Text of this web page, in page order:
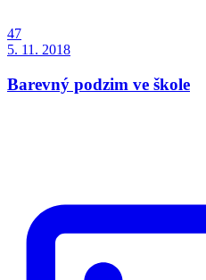
47
5. 11. 2018
Barevný podzim ve škole